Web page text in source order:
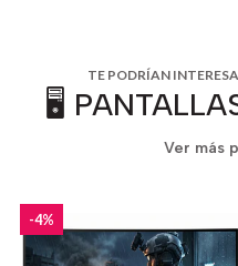
TE PODRÍAN
🖥️
Ver más
-4%